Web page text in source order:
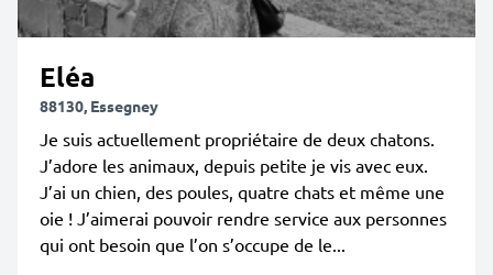
Eléa
88130, Essegney
Je suis actuellement propriétaire de deux chatons.
J’adore les animaux, depuis petite je vis avec eux.
J’ai un chien, des poules, quatre chats et même une
oie ! J’aimerai pouvoir rendre service aux personnes
qui ont besoin que l’on s’occupe de le...